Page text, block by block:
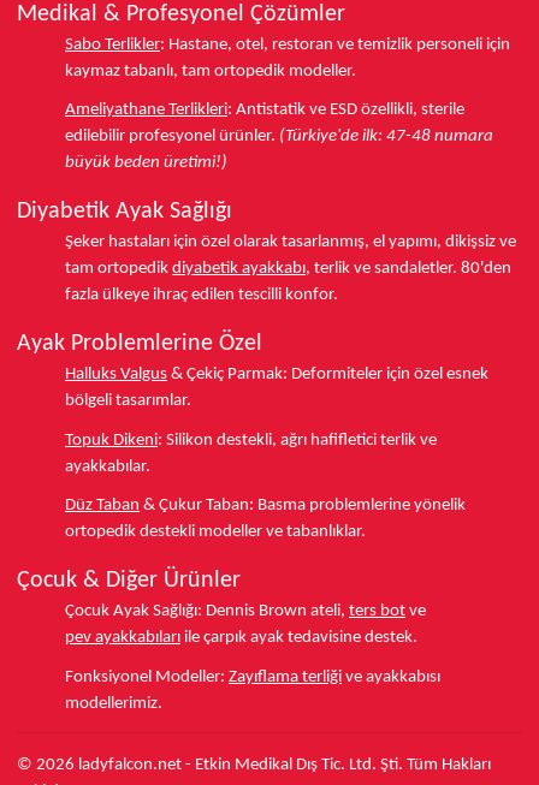
Medikal & Profesyonel Çözümler
Sabo Terlikler: Hastane, otel, restoran ve temizlik personeli için
kaymaz tabanlı, tam ortopedik modeller.
Ameliyathane Terlikleri: Antistatik ve ESD özellikli, sterile
edilebilir profesyonel ürünler. (Türkiye'de ilk: 47-48 numara
büyük beden üretimi!)
Diyabetik Ayak Sağlığı
Şeker hastaları için özel olarak tasarlanmış, el yapımı, dikişsiz ve
tam ortopedik diyabetik ayakkabı, terlik ve sandaletler. 80'den
fazla ülkeye ihraç edilen tescilli konfor.
Ayak Problemlerine Özel
Halluks Valgus & Çekiç Parmak: Deformiteler için özel esnek
bölgeli tasarımlar.
Topuk Dikeni: Silikon destekli, ağrı hafifletici terlik ve
ayakkabılar.
Düz Taban & Çukur Taban: Basma problemlerine yönelik
ortopedik destekli modeller ve tabanlıklar.
Çocuk & Diğer Ürünler
Çocuk Ayak Sağlığı: Dennis Brown ateli, ters bot ve
pev ayakkabıları ile çarpık ayak tedavisine destek.
Fonksiyonel Modeller: Zayıflama terliği ve ayakkabısı
modellerimiz.
© 2026 ladyfalcon.net - Etkin Medikal Dış Tic. Ltd. Şti. Tüm Hakları